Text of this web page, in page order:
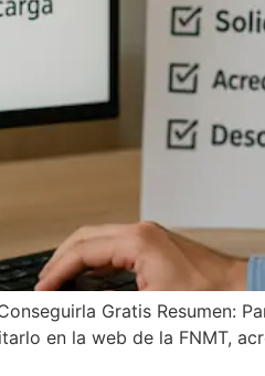
Gratis Resumen:
en la web de la FNMT,